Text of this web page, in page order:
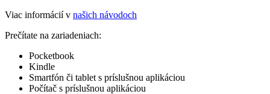
Viac informácií v našich návodoch
Prečítate na zariadeniach:
Pocketbook
Kindle
Smartfón či tablet s príslušnou aplikáciou
Počítač s príslušnou aplikáciou